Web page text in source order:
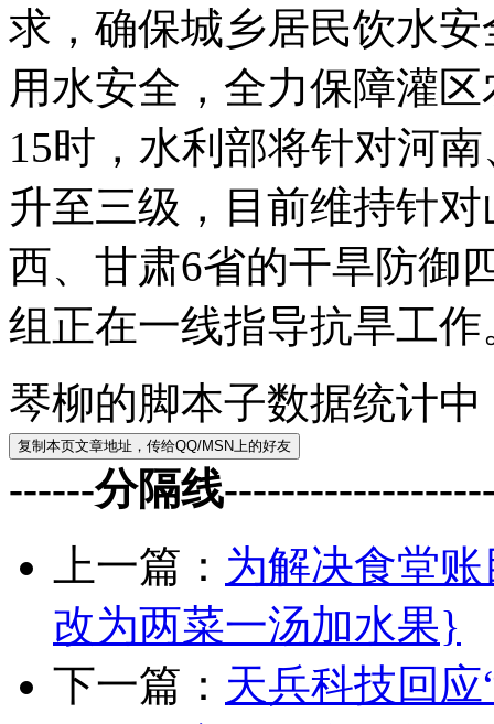
求，确保城乡居民饮水
用水安全，全力保障灌
15时，水利部将针对河
升至三级，目前维持针
西、甘肃6省的干旱防御
组正在一线指导抗旱工作
琴柳的脚本子数据统计中
------分隔线
上一篇： 为解决食堂
改为两菜一汤加水果}
下一篇： 天兵科技回